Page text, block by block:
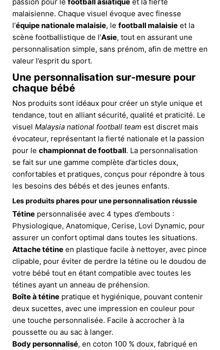
malaisienne. Chaque visuel évoque avec finesse
l’équipe nationale malaisie, le football malaisie et la
scène footballistique de l’Asie, tout en assurant une
personnalisation simple, sans prénom, afin de mettre en
valeur l’esprit du sport.
Une personnalisation sur-mesure pour
chaque bébé
Nos produits sont idéaux pour créer un style unique et
tendance, tout en alliant sécurité, qualité et praticité. Le
visuel Malaysia national football team est discret mais
évocateur, représentant la fierté nationale et la passion
pour le championnat de football. La personnalisation
se fait sur une gamme complète d’articles doux,
confortables et pratiques, conçus pour répondre à tous
les besoins des bébés et des jeunes enfants.
Les produits phares pour une personnalisation réussie
Tétine personnalisée avec 4 types d’embouts :
Physiologique, Anatomique, Cerise, Lovi Dynamic, pour
assurer un confort optimal dans toutes les situations.
Attache tétine en plastique facile à nettoyer, avec pince
clipable, pour éviter de perdre la tétine ou le doudou de
votre bébé tout en étant compatible avec toutes les
tétines ayant un anneau de préhension.
Boîte à tétine pratique et hygiénique, pouvant contenir
deux sucettes, avec une impression en couleur pour
une touche personnalisée. Facile à accrocher à la
poussette ou au sac à langer.
Body personnalisé, en coton 100 % doux, fabriqué en